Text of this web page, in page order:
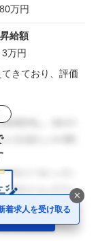
80万円
昇給額
3万円
きており、評価
着求人を受け取る